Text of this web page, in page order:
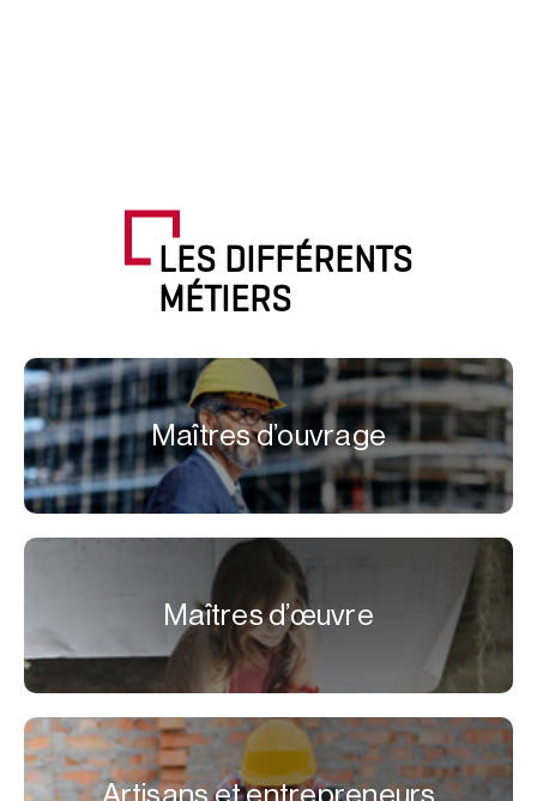
LES DIFFÉRENTS
MÉTIERS
Maîtres d’ouvrage
Maîtres d’œuvre
Artisans et entrepreneurs